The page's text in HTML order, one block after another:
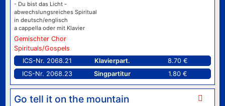
- Du bist das Licht -
abwechslungsreiches Spiritual
in deutsch/englisch
a cappella oder mit Klavier
Gemischter Chor
Spirituals/Gospels
ICS-Nr. 2068.21
Klavierpart.
8.70 €
ICS-Nr. 2068.23
Singpartitur 1.80 €
Go tell it on the mountain